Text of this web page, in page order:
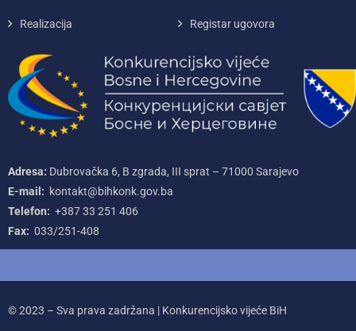
Realizacija Registar ugovora
Adresa: Dubrovačka 6, B zgrada, III sprat – 71000‌ Sarajevo
E-mail: kontakt@bihkonk.gov.ba
Telefon: +387‌ 33‌ 251‌ 406
Fax: 033/251-408
© 2023 – Sva prava zadržana | Konkurencijsko vijeće BiH